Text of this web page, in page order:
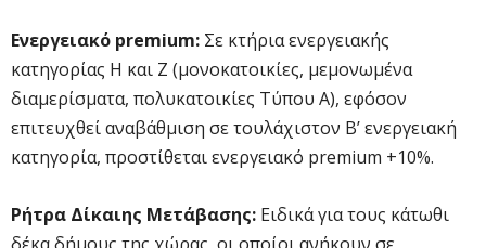
Ενεργειακό premium: Σε κτήρια ενεργειακής
κατηγορίας Η και Ζ (μονοκατοικίες, μεμονωμένα
διαμερίσματα, πολυκατοικίες Τύπου Α), εφόσον
επιτευχθεί αναβάθμιση σε τουλάχιστον Β’ ενεργειακή
κατηγορία, προστίθεται ενεργειακό premium +10%.
Ρήτρα Δίκαιης Μετάβασης: Eιδικά για τους κάτωθι